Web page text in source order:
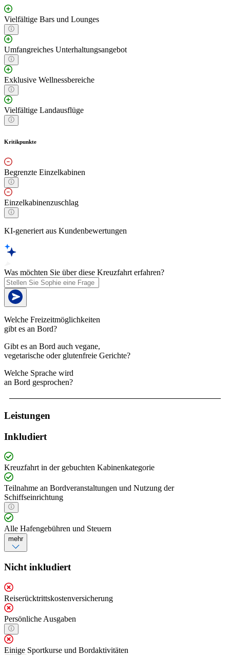
Vielfältige Bars und Lounges
Umfangreiches Unterhaltungsangebot
Exklusive Wellnessbereiche
Vielfältige Landausflüge
Kritikpunkte
Begrenzte Einzelkabinen
Einzelkabinenzuschlag
KI-generiert aus Kundenbewertungen
Was möchten Sie über diese Kreuzfahrt erfahren?
Welche Freizeitmöglichkeiten
gibt es an Bord?
Gibt es an Bord auch vegane,
vegetarische oder glutenfreie Gerichte?
Welche Sprache wird
an Bord gesprochen?
Leistungen
Inkludiert
Kreuzfahrt in der gebuchten Kabinenkategorie
Teilnahme an Bordveranstaltungen und Nutzung der
Schiffseinrichtung
Alle Hafengebühren und Steuern
mehr
Nicht inkludiert
Reiserücktrittskostenversicherung
Persönliche Ausgaben
Einige Sportkurse und Bordaktivitäten